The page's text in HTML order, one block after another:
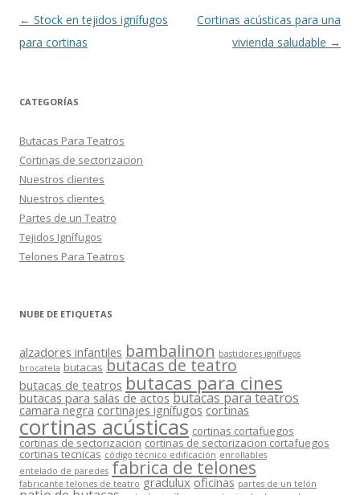
Navegación
de
← Stock en tejidos ignífugos
para cortinas
Cortinas acústicas para una
vivienda saludable →
CATEGORÍAS
Butacas Para Teatros
Cortinas de sectorizacion
Nuestros clientes
Nuestros clientes
Partes de un Teatro
Tejidos Ignífugos
Telones Para Teatros
NUBE DE ETIQUETAS
alzadores infantiles bambalinon bastidores ignífugos
brocatela butacas butacas de teatro
butacas de teatros butacas para cines
butacas para salas de actos butacas para teatros
camara negra cortinajes ignífugos cortinas
cortinas acústicas cortinas cortafuegos
cortinas de sectorizacion cortinas de sectorizacion cortafuegos
cortinas tecnicas código técnico edificación enrollables
entelado de paredes fabrica de telones
fabricante telones de teatro gradulux oficinas partes de un telón